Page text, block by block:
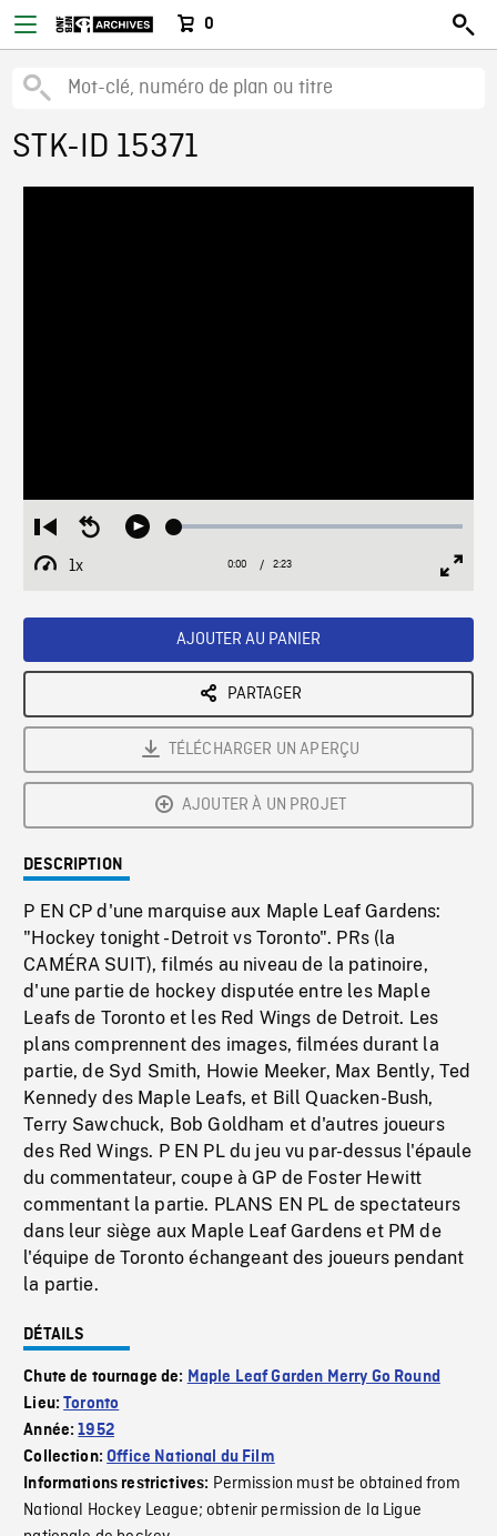
0
STK-ID 15371
Restart
from
beginning
Seek
Play Loaded:
1x
Playback
Current
0:00 / Duration
2:23
AJOUTER AU PANIER
PARTAGER
TÉLÉCHARGER UN APERÇU
AJOUTER À UN PROJET
DESCRIPTION
P EN CP d'une marquise aux Maple Leaf Gardens:
"Hockey tonight - Detroit vs Toronto". PRs (la
CAMÉRA SUIT), filmés au niveau de la patinoire,
d'une partie de hockey disputée entre les Maple
Leafs de Toronto et les Red Wings de Detroit. Les
plans comprennent des images, filmées durant la
partie, de Syd Smith, Howie Meeker, Max Bently, Ted
Kennedy des Maple Leafs, et Bill Quacken-Bush,
Terry Sawchuck, Bob Goldham et d'autres joueurs
des Red Wings. P EN PL du jeu vu par-dessus l'épaule
du commentateur, coupe à GP de Foster Hewitt
commentant la partie. PLANS EN PL de spectateurs
dans leur siège aux Maple Leaf Gardens et PM de
l'équipe de Toronto échangeant des joueurs pendant
la partie.
DÉTAILS
Chute de tournage de: Maple Leaf Garden Merry Go Round
Lieu:Toronto
Année:1952
Collection:Office National du Film
Informations restrictives: Permission must be obtained from
National Hockey League; obtenir permission de la Ligue